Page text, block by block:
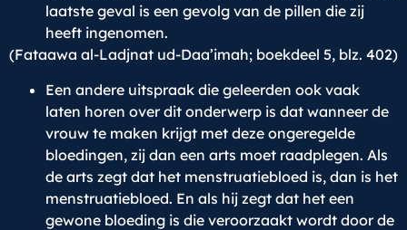
laatste geval is een gevolg van de pillen die zij
heeft ingenomen.
(Fataawa al-Ladjnat ud-Daa’imah; boekdeel 5, blz. 402)
Een andere uitspraak die geleerden ook vaak
laten horen over dit onderwerp is dat wanneer de
vrouw te maken krijgt met deze ongeregelde
bloedingen, zij dan een arts moet raadplegen. Als
de arts zegt dat het menstruatiebloed is, dan is het
menstruatiebloed. En als hij zegt dat het een
gewone bloeding is die veroorzaakt wordt door de